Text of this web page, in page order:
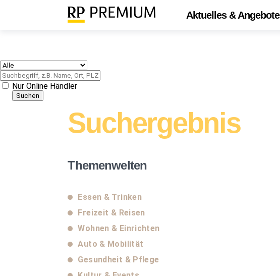
Aktuelles & Angebote
Nur Online Händler
Suchergebnis
Themenwelten
Essen & Trinken
Freizeit & Reisen
Wohnen & Einrichten
Auto & Mobilität
Gesundheit & Pflege